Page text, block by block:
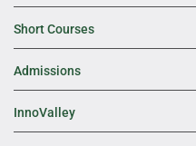
Short Courses
Admissions
InnoValley